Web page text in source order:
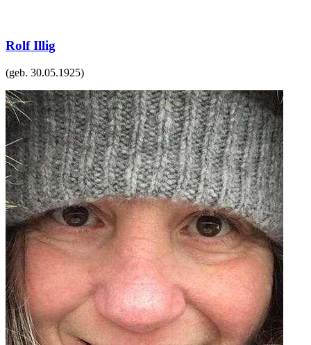
Rolf Illig
(geb. 30.05.1925)